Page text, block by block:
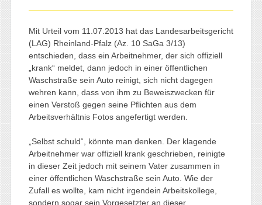
Mit Urteil vom 11.07.2013 hat das Landesarbeitsgericht
(LAG) Rheinland-Pfalz (Az. 10 SaGa 3/13)
entschieden, dass ein Arbeitnehmer, der sich offiziell
„krank“ meldet, dann jedoch in einer öffentlichen
Waschstraße sein Auto reinigt, sich nicht dagegen
wehren kann, dass von ihm zu Beweiszwecken für
einen Verstoß gegen seine Pflichten aus dem
Arbeitsverhältnis Fotos angefertigt werden.
„Selbst schuld“, könnte man denken. Der klagende
Arbeitnehmer war offiziell krank geschrieben, reinigte
in dieser Zeit jedoch mit seinem Vater zusammen in
einer öffentlichen Waschstraße sein Auto. Wie der
Zufall es wollte, kam nicht irgendein Arbeitskollege,
sondern sogar sein Vorgesetzter an dieser